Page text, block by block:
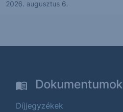
2026. augusztus 6.
Dokumentumok
Díjjegyzékek